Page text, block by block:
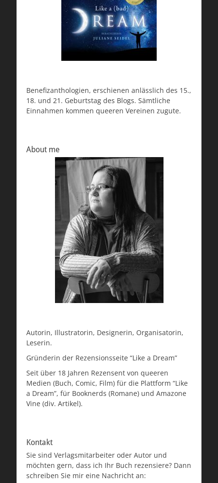
Benefizanthologien, erschienen anlässlich des 15.,
18. und 21. Geburtstag des Blogs. Sämtliche
Einnahmen kommen queeren Vereinen zugute.
About me
Autorin, Illustratorin, Designerin, Organisatorin,
Leserin.
Gründerin der Rezensionsseite “Like a Dream”
Seit über 18 Jahren Rezensent von queeren
Medien (Buch, Comic, Film) für die Plattform “Like
a Dream”, für Booknerds (Romane) und Amazone
Vine (div. Artikel).
Kontakt
Sie sind Verlagsmitarbeiter oder Autor und
möchten gern, dass ich Ihr Buch rezensiere? Dann
schreiben Sie mir eine Nachricht an: